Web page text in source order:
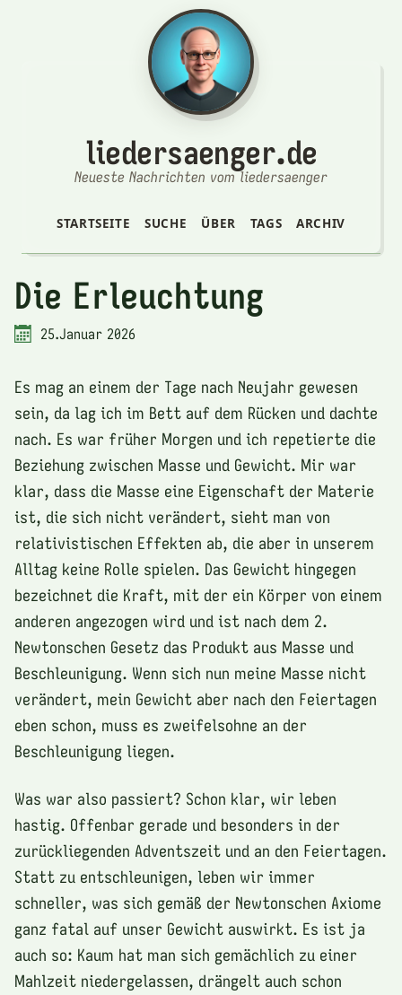
liedersaenger.de
Neueste Nachrichten vom liedersaenger
STARTSEITE SUCHE ÜBER TAGS ARCHIV
Die Erleuchtung
25.Januar 2026
Es mag an einem der Tage nach Neujahr gewesen
sein, da lag ich im Bett auf dem Rücken und dachte
nach. Es war früher Morgen und ich repetierte die
Beziehung zwischen Masse und Gewicht. Mir war
klar, dass die Masse eine Eigenschaft der Materie
ist, die sich nicht verändert, sieht man von
relativistischen Effekten ab, die aber in unserem
Alltag keine Rolle spielen. Das Gewicht hingegen
bezeichnet die Kraft, mit der ein Körper von einem
anderen angezogen wird und ist nach dem 2.
Newtonschen Gesetz das Produkt aus Masse und
Beschleunigung. Wenn sich nun meine Masse nicht
verändert, mein Gewicht aber nach den Feiertagen
eben schon, muss es zweifelsohne an der
Beschleunigung liegen.
Was war also passiert? Schon klar, wir leben
hastig. Offenbar gerade und besonders in der
zurückliegenden Adventszeit und an den Feiertagen.
Statt zu entschleunigen, leben wir immer
schneller, was sich gemäß der Newtonschen Axiome
ganz fatal auf unser Gewicht auswirkt. Es ist ja
auch so: Kaum hat man sich gemächlich zu einer
Mahlzeit niedergelassen, drängelt auch schon